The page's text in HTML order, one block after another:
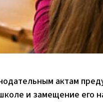
актам
и замещение